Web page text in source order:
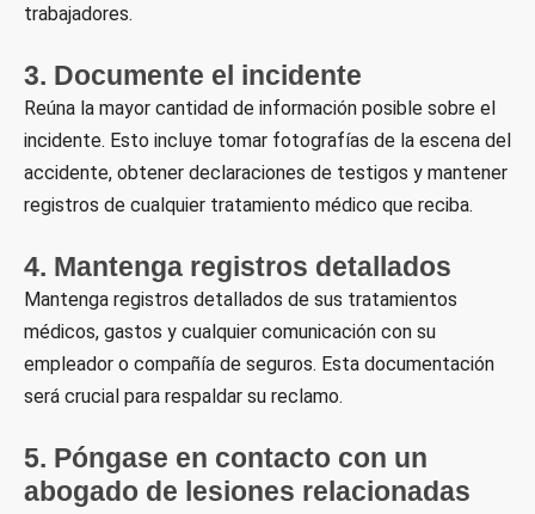
trabajadores.
3. Documente el incidente
Reúna la mayor cantidad de información posible sobre el
incidente. Esto incluye tomar fotografías de la escena del
accidente, obtener declaraciones de testigos y mantener
registros de cualquier tratamiento médico que reciba.
4. Mantenga registros detallados
Mantenga registros detallados de sus tratamientos
médicos, gastos y cualquier comunicación con su
empleador o compañía de seguros. Esta documentación
será crucial para respaldar su reclamo.
5. Póngase en contacto con un
abogado de lesiones relacionadas